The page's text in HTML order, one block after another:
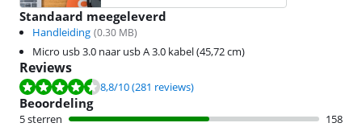
Standaard meegeleverd
Handleiding (0.30 MB)
Micro usb 3.0 naar usb A 3.0 kabel (45,72 cm)
Reviews
Beoordeling is 8,8 van de 10, gebaseerd op 281 reviews.
8,8/10(281 reviews)
Beoordeling
5 sterren
158